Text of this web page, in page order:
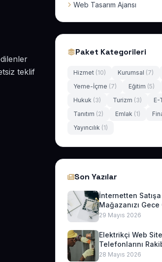
teklif
Web Tasarım Ajansı
Paket Kategorileri
Hizmet (10) Kurumsal (7)
Yeme-İçme (7) Eğitim (5)
Hukuk (3) Turizm (3) E-
Tanıtım (2) Emlak (1)
Yayıncılık (1)
Son Yazılar
İnternetten
Mağazanızı Gece
29 Mayıs 2026
Elektrikçi Web
Telefonlarını
28 Mayıs 2026